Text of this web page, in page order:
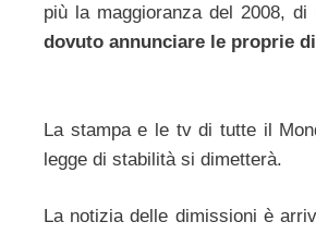
più la maggioranza del 2008, di
dovuto annunciare le proprie
La stampa e le tv di tutte il
legge di stabilità si dimetterà.
La notizia delle dimissioni è